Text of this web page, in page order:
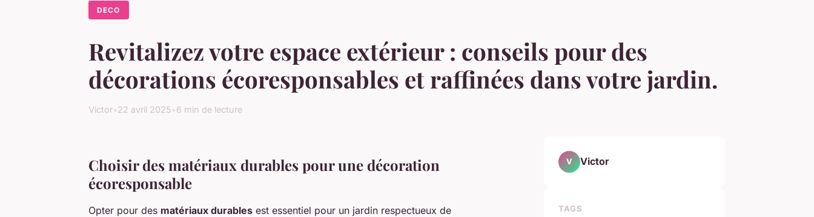
DECO
Revitalizez votre espace extérieur : conseils pour des
décorations écoresponsables et raffinées dans votre jardin.
Victor•22 avril 2025•6 min de lecture
Choisir des matériaux durables pour une décoration
écoresponsable
Opter pour des matériaux durables est essentiel pour un jardin respectueux de
V Victor
TAGS